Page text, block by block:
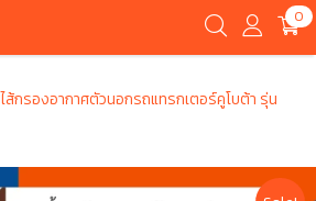
0
ไส้กรองอากาศตัวนอกรถแทรกเตอร์คูโบต้า รุ่น